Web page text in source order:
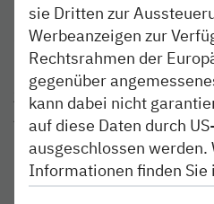
Linien Bad Oldesloe – Bad
82), Neumünster – Heide –
Hamburg Hauptbahnhof (RB
Hamburg-Altona (RB 71). Die
Züge der nordbahn fahren,
AG. Die nordbahn fährt mit
Landes Schleswig-Holstein
Hansestadt Hamburg,
Nahverkehrsverbund
sie Dritten zur
Werbeanzeigen zur
Rechtsrahmen der
gegenüber
kann dabei nicht
auf diese Daten durch
ausgeschlossen werden.
Informationen finden Sie
Datenschutzhinweisen.